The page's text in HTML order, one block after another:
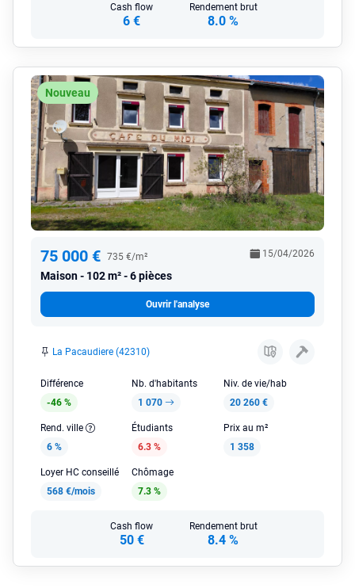
Cash flow
6 €
Rendement brut
8.0 %
Nouveau
75 000 € 735 €/m²
Maison 102 m² - 6 pièces
15/04/2026
Ouvrir l'analyse
La Pacaudiere (42310)
Différence
-46 %
Nb. d'habitants
1 070
Niv. de vie/hab
20 260 €
Rend. ville
6 %
Étudiants
6.3 %
Prix au m²
1 358
Loyer HC conseillé
568 €/mois
Chômage
7.3 %
Cash flow
50 €
Rendement brut
8.4 %